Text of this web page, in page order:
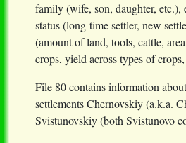
family (wife, son, daughter, etc.),
status (long-time settler, new
(amount of land, tools, cattle,
crops, yield across types of
File 80 contains information
settlements Chernovskiy (a.k.a.
Svistunovskiy (both Svistunovo